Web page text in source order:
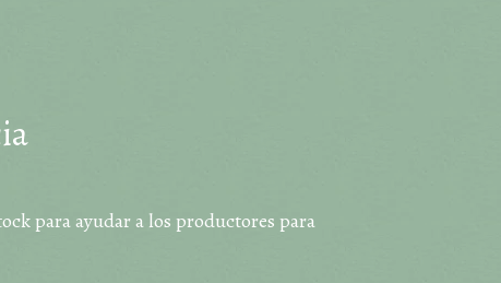
para ayudar a los productores para